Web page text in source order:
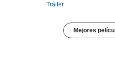
Tráiler
Mejores